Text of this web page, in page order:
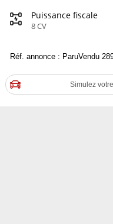
Puissance fiscale
8 CV
Réf. annonce : ParuVendu
Simulez